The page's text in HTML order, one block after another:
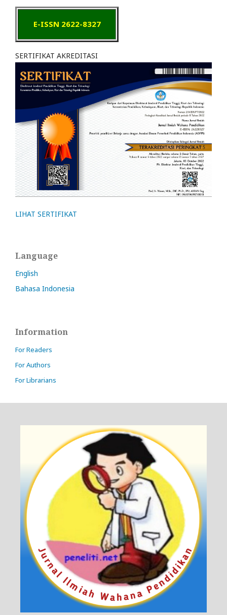
E-ISSN 2622-8327
SERTIFIKAT AKREDITASI
LIHAT SERTIFIKAT
Language
English
Bahasa Indonesia
Information
For Readers
For Authors
For Librarians